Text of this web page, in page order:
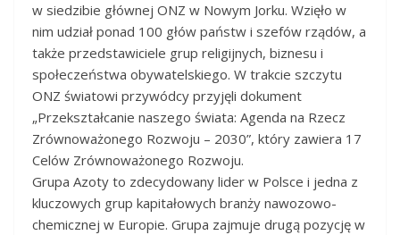
w siedzibie głównej ONZ w Nowym Jorku. Wzięło w
nim udział ponad 100 głów państw i szefów rządów, a
także przedstawiciele grup religijnych, biznesu i
społeczeństwa obywatelskiego. W trakcie szczytu
ONZ światowi przywódcy przyjęli dokument
„Przekształcanie naszego świata: Agenda na Rzecz
Zrównoważonego Rozwoju – 2030”, który zawiera 17
Celów Zrównoważonego Rozwoju.
Grupa Azoty to zdecydowany lider w Polsce i jedna z
kluczowych grup kapitałowych branży nawozowo-
chemicznej w Europie. Grupa zajmuje drugą pozycję w